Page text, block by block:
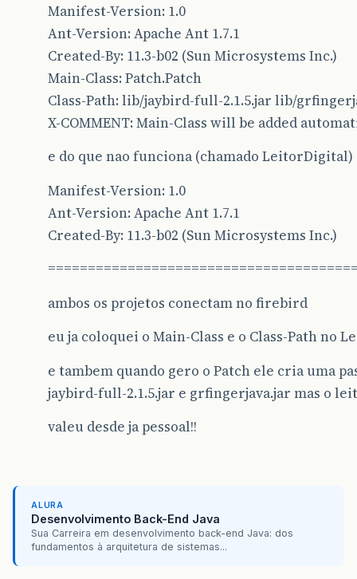
Manifest-Version: 1.0
Ant-Version: Apache Ant 1.7.1
Created-By: 11.3-b02 (Sun Microsystems Inc.)
Main-Class: Patch.Patch
Class-Path: lib/jaybird-full-2.1.5.jar lib/
X-COMMENT: Main-Class will be added
e do que nao funciona (chamado LeitorDigital)
Manifest-Version: 1.0
Ant-Version: Apache Ant 1.7.1
Created-By: 11.3-b02 (Sun Microsystems Inc.)
ambos os projetos conectam no firebird
eu ja coloquei o Main-Class e o Class-Path no
e tambem quando gero o Patch ele cria uma
jaybird-full-2.1.5.jar e grfingerjava.jar mas o
valeu desde ja pessoal!!
ALURA
Desenvolvimento Back-End Java
Sua Carreira em desenvolvimento back-end Java: dos
fundamentos à arquitetura de sistemas...